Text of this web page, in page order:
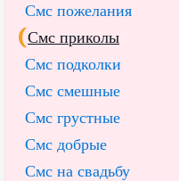
Смс пожелания
Смс приколы
Смс подколки
Смс смешные
Смс грустные
Смс добрые
Смс на свадьбу